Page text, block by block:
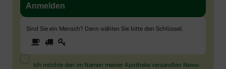
Sind Sie ein Mensch? Dann wählen Sie bitte den Schlüssel
Sie
ein
Mensch?
1 2
Ich möchte den im Namen meiner Apotheke versandten News-